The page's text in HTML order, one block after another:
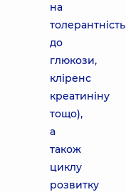
на
толерантність
до
глюкози,
кліренс
креатиніну
тощо),
а
також
циклу
розвитку